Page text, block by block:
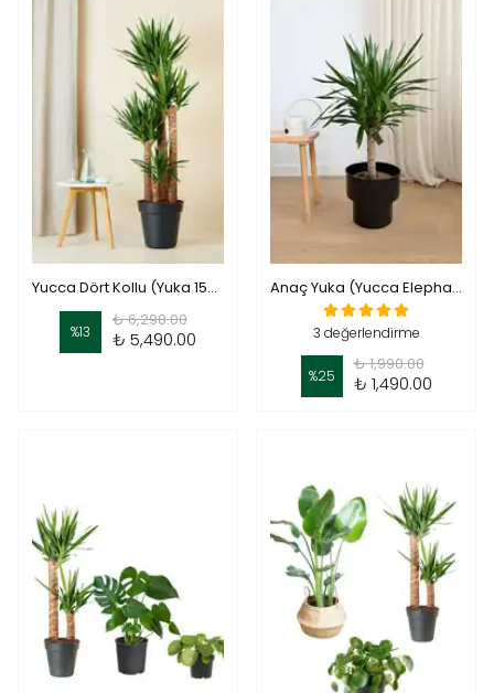
Yucca Dört Kollu (Yuka 150-160 cm )
%13
₺ 6,290.00
₺ 5,490.00
Anaç Yuka (Yucca Elephantipes) – Orta Boy Salon Bitkisi | 110–120 cm
3 değerlendirme
%25
₺ 1,990.00
₺ 1,490.00